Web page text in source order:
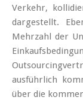
Verkehr,
dargestellt.
Mehrzahl der
ausführlich
über die